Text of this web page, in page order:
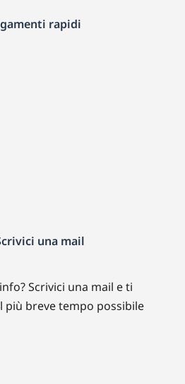
rapidi
una mail
Scrivici una mail e ti
più breve tempo possibile